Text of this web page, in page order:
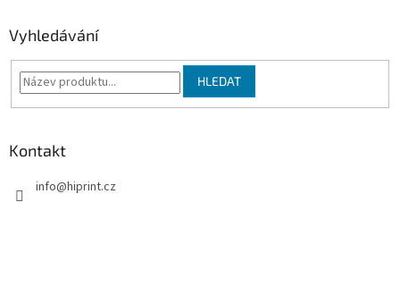
Vyhledávání
HLEDAT
Kontakt
info@hiprint.cz